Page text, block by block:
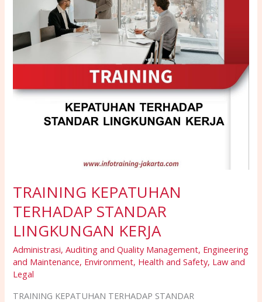
TRAINING KEPATUHAN
TERHADAP STANDAR
LINGKUNGAN KERJA
Administrasi,Auditing and Quality Management, Engineering
and Maintenance, Environment, Health and Safety, Law and
Legal
TRAINING KEPATUHAN TERHADAP STANDAR